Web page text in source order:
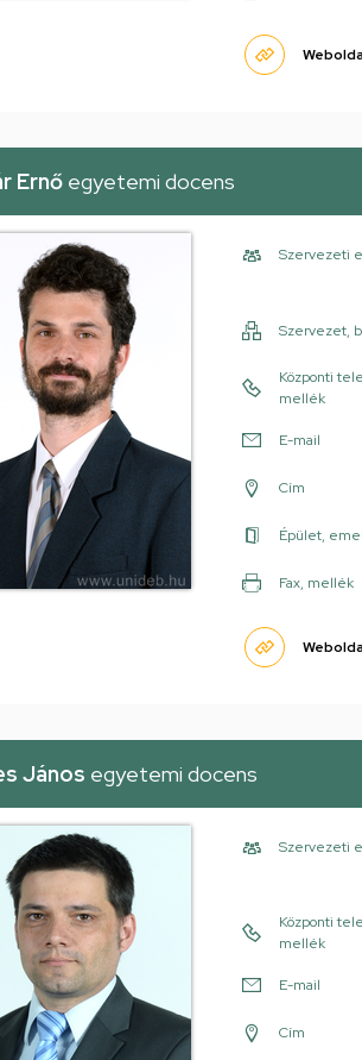
Ernő egyetemi docens
Szervezeti
Szervezet,
Központi
mellék
E-mail
Cím
Épület,
Fax, mellék
János egyetemi docens
Szervezeti
Központi
mellék
E-mail
Cím